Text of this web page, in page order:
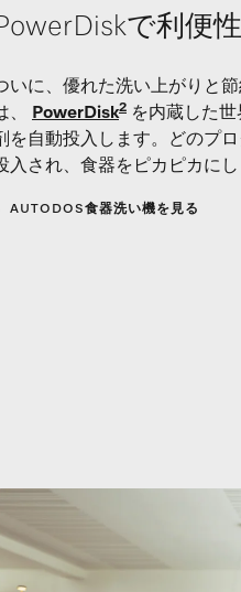
で利便
いに、優れた洗い上がりと
、
PowerDisk2 を内蔵した
を自動投入します。どのプ
入され、食器をピカピカにし
AUTODOS食器洗い機を見る